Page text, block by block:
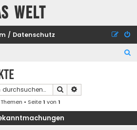
Welt
/ Datenschutz
Suche
• Seite1 von 1